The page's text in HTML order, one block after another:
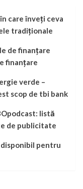
care înveți ceva
tradiționale
de finanțare
finanțare
verde –
scop de tbi bank
listă
de publicitate
pentru